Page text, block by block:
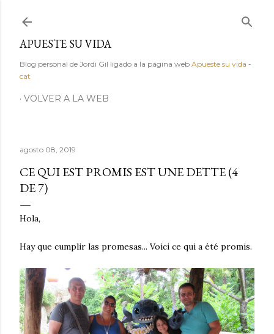
APUESTE SU VIDA
Blog personal de Jordi Gil ligado a la página web Apueste su vida -
cat
VOLVER A LA WEB
agosto 08, 2019
CE QUI EST PROMIS EST UNE DETTE (4
DE 7)
Hola,
Hay que cumplir las promesas... Voici ce qui a été promis.